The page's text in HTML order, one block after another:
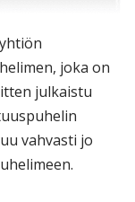
joka on
julkaistu
vahvasti jo